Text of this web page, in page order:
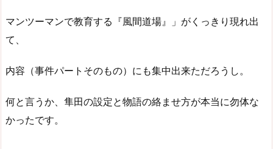
マンツーマンで教育する『風間道場』」がくっきり現れ出
て、
内容（事件パートそのもの）にも集中出来ただろうし。
何と言うか、隼田の設定と物語の絡ませ方が本当に勿体な
かったです。